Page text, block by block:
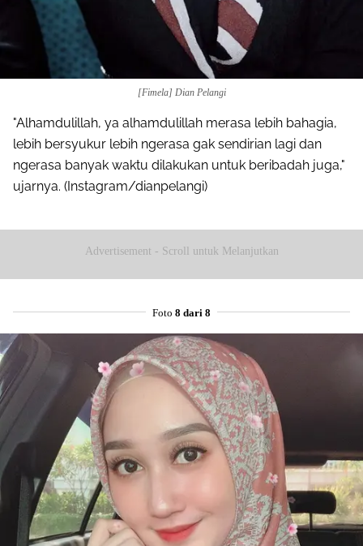
[Fimela] Dian Pelangi
"Alhamdulillah, ya alhamdulillah merasa lebih bahagia,
lebih bersyukur lebih ngerasa gak sendirian lagi dan
ngerasa banyak waktu dilakukan untuk beribadah juga,"
ujarnya. (Instagram/dianpelangi)
Advertisement - Scroll untuk Melanjutkan
Foto 8 dari 8